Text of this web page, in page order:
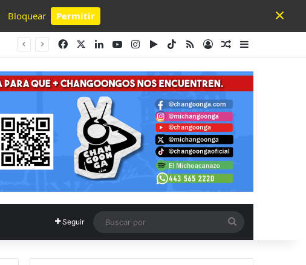
Bloquear Permitir
Powered by SendPulse
×
FacebookLinkedInYouTubeInstagram
Google Play
TikTok
RSSAccesoPublicación al
Barra lateral
Seguir
por